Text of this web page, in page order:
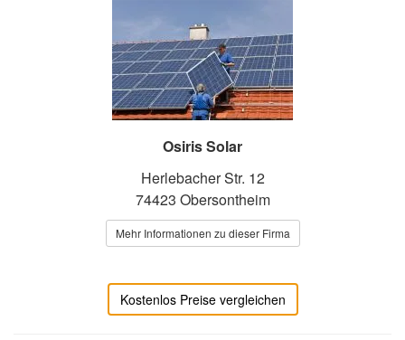
Osiris Solar
Herlebacher Str. 12
74423 Obersontheim
Mehr Informationen zu dieser Firma
Kostenlos Preise vergleichen